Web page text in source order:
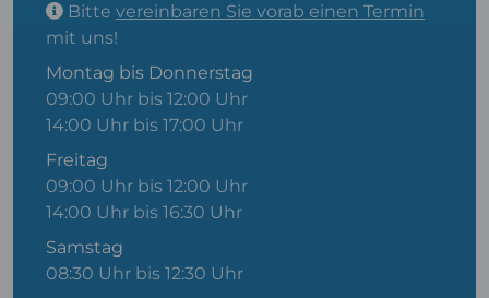
Bitte vereinbaren Sie vorab einen Termin
mit uns!
Montag bis Donnerstag
09:00 Uhr bis 12:00 Uhr
14:00 Uhr bis 17:00 Uhr
Freitag
09:00 Uhr bis 12:00 Uhr
14:00 Uhr bis 16:30 Uhr
Samstag
08:30 Uhr bis 12:30 Uhr